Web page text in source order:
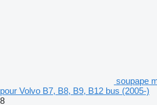
soupape
pour Volvo B7, B8, B9, B12 bus (2005-)
8